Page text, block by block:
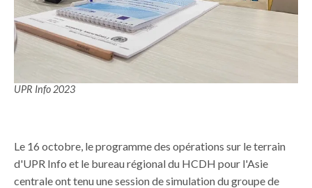
UPR Info 2023
Le 16 octobre, le programme des opérations sur le terrain
d'UPR Info et le bureau régional du HCDH pour l'Asie
centrale ont tenu une session de simulation du groupe de